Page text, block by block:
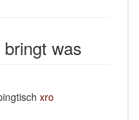
was
xro